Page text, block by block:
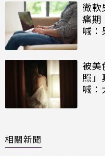
微
痛期
喊：
被美
照」
喊：
相關新聞